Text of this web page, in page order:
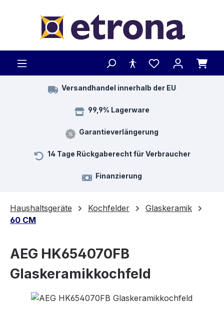
Versandhandel innerhalb der EU
99,9% Lagerware
Garantieverlängerung
14 Tage Rückgaberecht für Verbraucher
Finanzierung
Haushaltsgeräte Kochfelder
Glaskeramik
60 CM
AEG HK654070FB
Glaskeramikkochfeld
Bildergalerie überspringen